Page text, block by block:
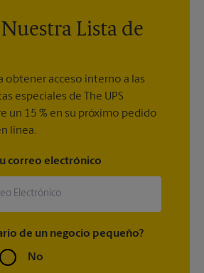
Nuestra Lista de
obtener acceso interno a las
especiales de The UPS
un 15 % en su próximo pedido
línea.
correo electrónico
de un negocio pequeño?
No